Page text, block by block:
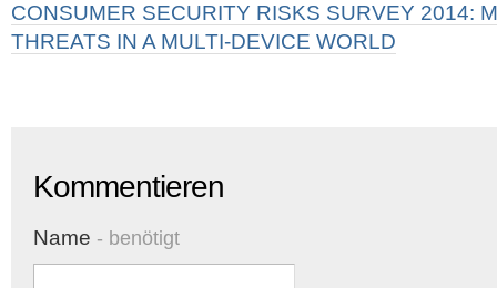
CONSUMER SECURITY RISKS SURVEY 2014:
THREATS IN A MULTI-DEVICE WORLD
Kommentieren
Name - benötigt